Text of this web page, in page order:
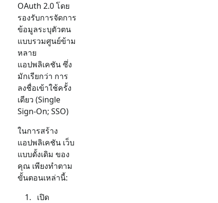
OAuth 2.0 โดย
รองรับการจัดการ
ข้อมูลระบุตัวตน
แบบรวมศูนย์ข้าม
หลาย
แอปพลิเคชัน ซึ่ง
มักเรียกว่า การ
ลงชื่อเข้าใช้ครั้ง
เดียว (Single
Sign-On; SSO)
ในการสร้าง
แอปพลิเคชัน เว็บ
แบบดั้งเดิม ของ
คุณ เพียงทำตาม
ขั้นตอนเหล่านี้:
เปิด